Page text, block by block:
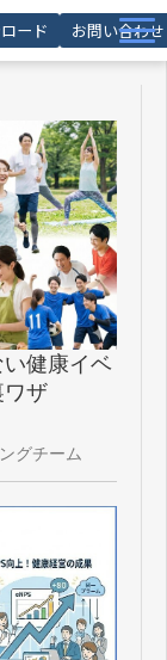
ード お問い合わせ
健康イベ
ワザ
グチーム